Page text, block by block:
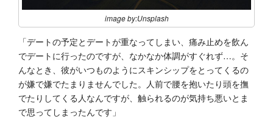
image by:Unsplash
「デートの予定とデートが重なってしまい、痛み止めを飲ん
でデートに行ったのですが、なかなか体調がすぐれず…。そ
んなとき、彼がいつものようにスキンシップをとってくるの
が嫌で嫌でたまりませんでした。人前で腰を抱いたり頭を撫
でたりしてくる人なんですが、触られるのが気持ち悪いとま
で思ってしまったんです」